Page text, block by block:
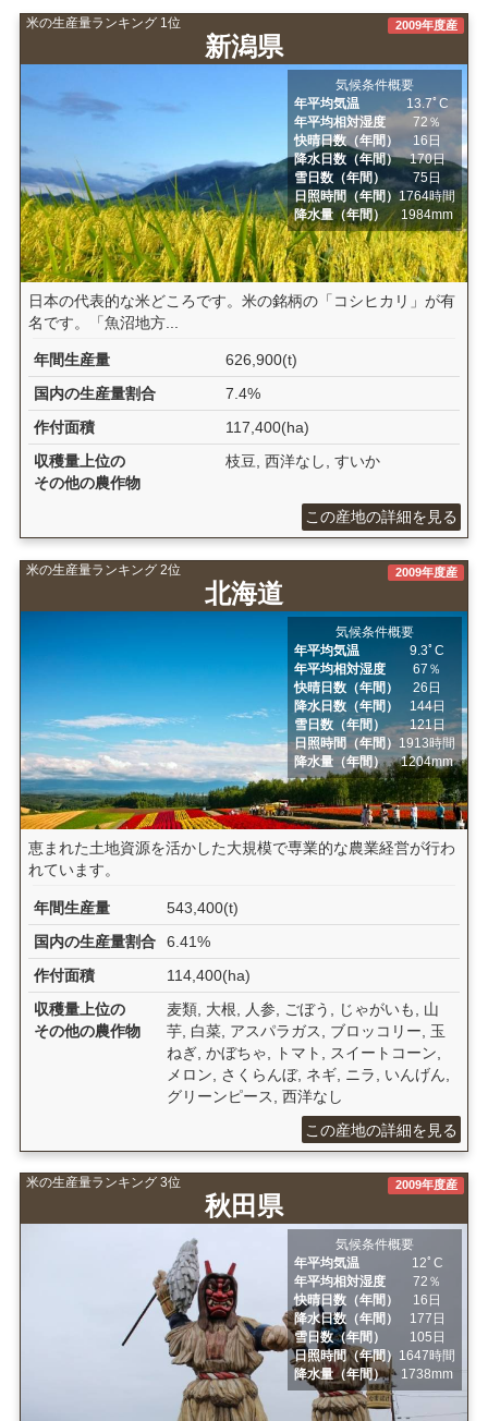
米の生産量ランキング 1位
新潟県
2009年度産
気候条件概要
年平均気温
13.7ﾟC
年平均相対湿度
72％
快晴日数（年間）
16日
降水日数（年間）
170日
雪日数（年間）
75日
日照時間（年間）1764時間
降水量（年間）
1984mm
日本の代表的な米どころです。米の銘柄の「コシヒカリ」が有
名です。「魚沼地方...
年間生産量
626,900(t)
国内の生産量割合
7.4%
作付面積
117,400(ha)
収穫量上位の
その他の農作物
枝豆, 西洋なし, すいか
この産地の詳細を見る
米の生産量ランキング 2位
北海道
2009年度産
気候条件概要
年平均気温
9.3ﾟC
年平均相対湿度
67％
快晴日数（年間）
26日
降水日数（年間）
144日
雪日数（年間）
121日
日照時間（年間） 1913時間
降水量（年間）
1204mm
恵まれた土地資源を活かした大規模で専業的な農業経営が行わ
れています。
年間生産量
543,400(t)
国内の生産量割合
6.41%
作付面積
114,400(ha)
収穫量上位の
その他の農作物
麦類, 大根, 人参, ごぼう, じゃがいも, 山
芋, 白菜, アスパラガス, ブロッコリー, 玉
ねぎ, かぼちゃ, トマト, スイートコーン,
メロン, さくらんぼ, ネギ, ニラ, いんげん,
グリーンピース, 西洋なし
この産地の詳細を見る
米の生産量ランキング 3位
秋田県
2009年度産
気候条件概要
年平均気温
12ﾟC
年平均相対湿度
72％
快晴日数（年間）
16日
降水日数（年間）
177日
雪日数（年間）
105日
日照時間（年間） 1647時間
降水量（年間）
1738mm